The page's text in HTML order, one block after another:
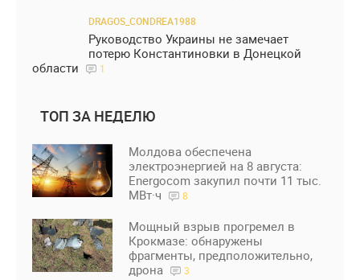
DRAGOS_CONDREA1988
Руководство Украины не замечает
потерю Константиновки в Донецкой
области
1
ТОП ЗА НЕДЕЛЮ
Молдова обеспечена
электроэнергией на 8 августа:
Energocom закупил почти 11 тыс.
МВт·ч
8
Мощный взрыв прогремел в
Крокмазе: обнаружены
фрагменты, предположительно,
дрона
3